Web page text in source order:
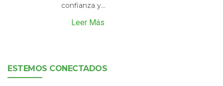
confianza y...
Leer Más
ESTEMOS CONECTADOS